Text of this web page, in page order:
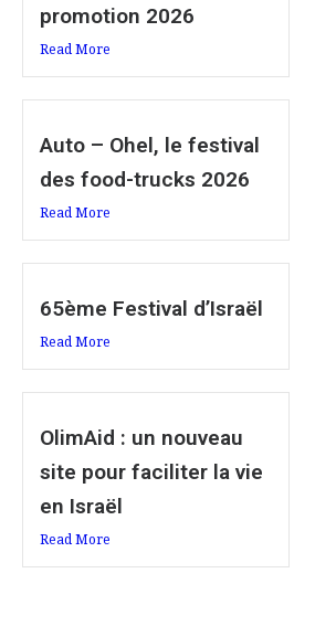
promotion 2026
Read More
Auto – Ohel, le festival
des food-trucks 2026
Read More
65ème Festival d’Israël
Read More
OlimAid : un nouveau
site pour faciliter la vie
en Israël
Read More